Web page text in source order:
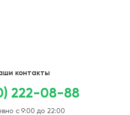
контакты
222-08-88
с 9:00 до 22:00